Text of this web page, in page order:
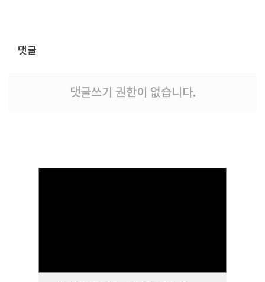
댓글
댓글쓰기 권한이 없습니다.